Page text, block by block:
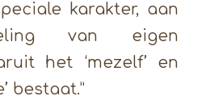
karakter, aan
van eigen
het ‘mezelf’ en
bestaat.”